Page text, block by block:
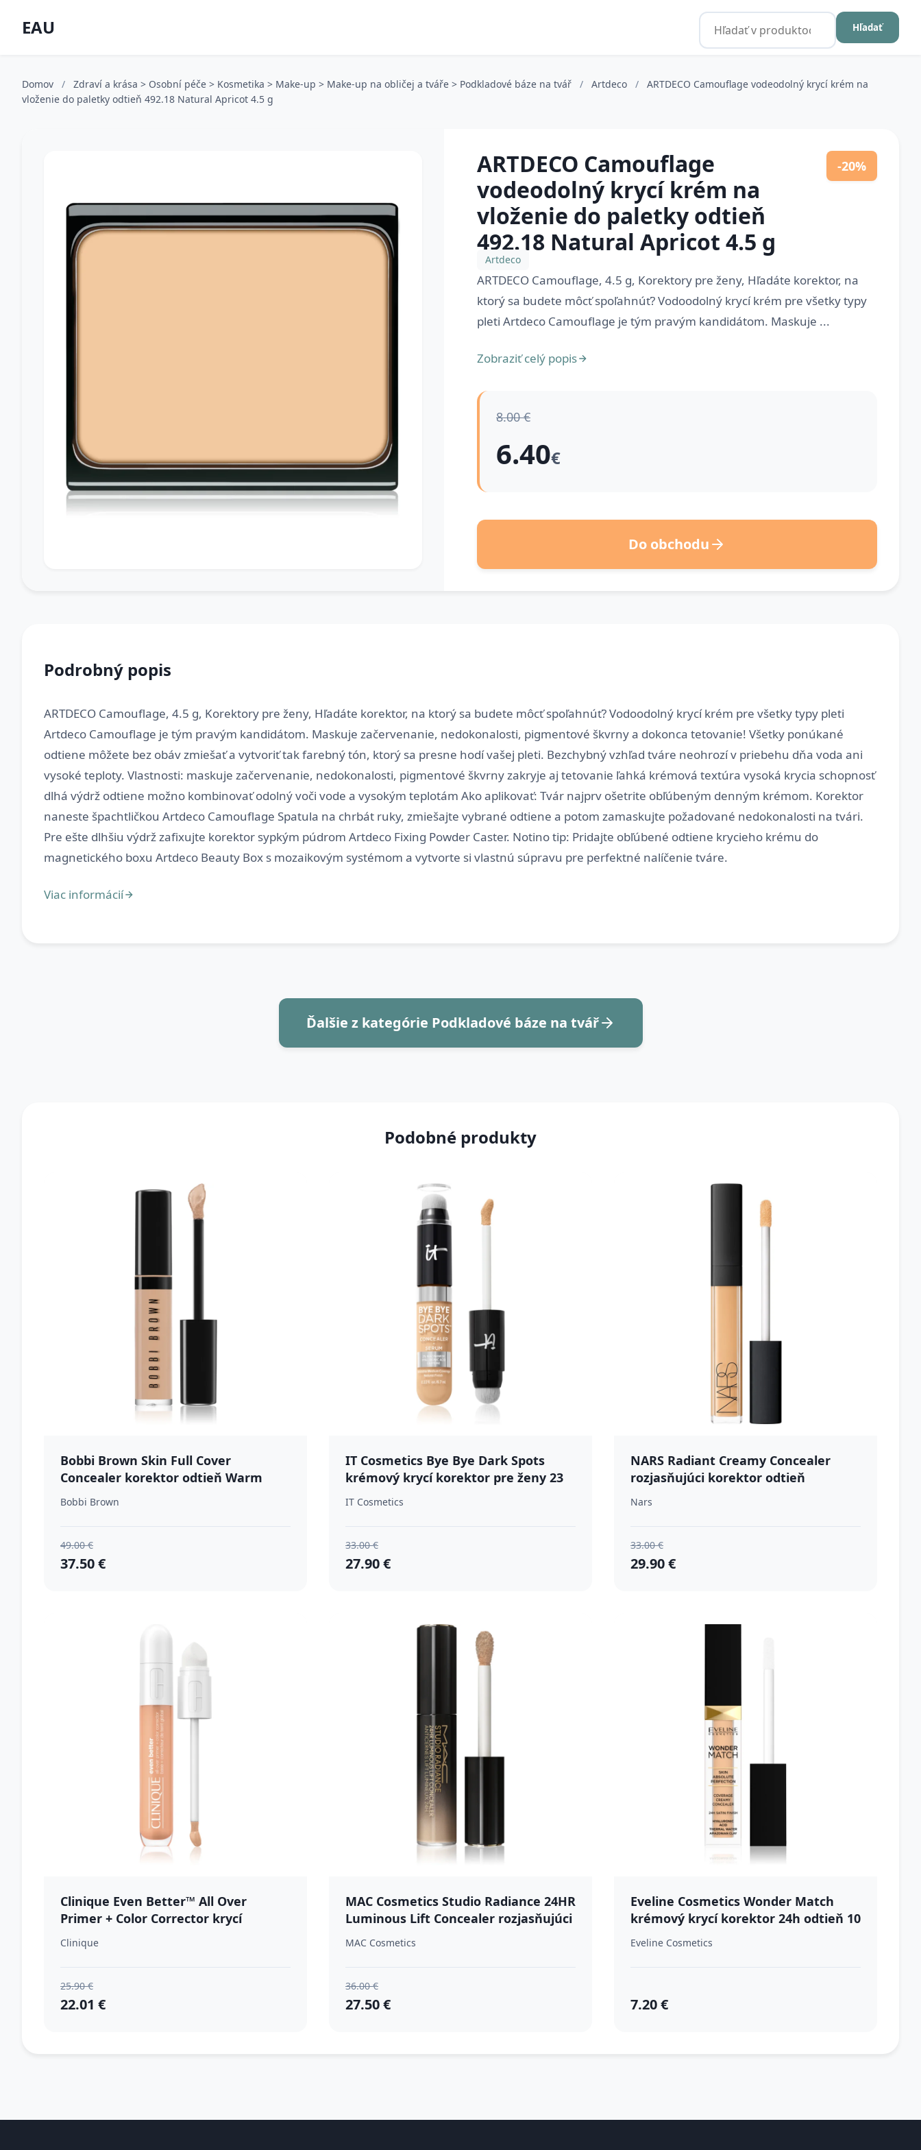
EAU Hľadať
Domov / Zdraví a krása > Osobní péče > Kosmetika > Make-up > Make-up na obličej a tváře > Podkladové báze na tvář / Artdeco /
ARTDECO Camouflage vodeodolný krycí krém na
vloženie do paletky odtieň 492.18 Natural Apricot 4.5 g
ARTDECO Camouflage
vodeodolný krycí krém na
vloženie do paletky odtieň
492.18 Natural Apricot 4.5 g
-20%
Artdeco
ARTDECO Camouflage, 4.5 g, Korektory pre ženy, Hľadáte korektor, na
ktorý sa budete môcť spoľahnúť? Vodoodolný krycí krém pre všetky typy
pleti Artdeco Camouflage je tým pravým kandidátom. Maskuje ...
Zobraziť celý popis
8.00 €
6.40€
Do obchodu
Podrobný popis
ARTDECO Camouflage, 4.5 g, Korektory pre ženy, Hľadáte korektor, na ktorý sa budete môcť spoľahnúť? Vodoodolný krycí krém pre všetky typy pleti
Artdeco Camouflage je tým pravým kandidátom. Maskuje začervenanie, nedokonalosti, pigmentové škvrny a dokonca tetovanie! Všetky ponúkané
odtiene môžete bez obáv zmiešať a vytvoriť tak farebný tón, ktorý sa presne hodí vašej pleti. Bezchybný vzhľad tváre neohrozí v priebehu dňa voda ani
vysoké teploty. Vlastnosti: maskuje začervenanie, nedokonalosti, pigmentové škvrny zakryje aj tetovanie ľahká krémová textúra vysoká krycia schopnosť
dlhá výdrž odtiene možno kombinovať odolný voči vode a vysokým teplotám Ako aplikovať: Tvár najprv ošetrite obľúbeným denným krémom. Korektor
naneste špachtličkou Artdeco Camouflage Spatula na chrbát ruky, zmiešajte vybrané odtiene a potom zamaskujte požadované nedokonalosti na tvári.
Pre ešte dlhšiu výdrž zafixujte korektor sypkým púdrom Artdeco Fixing Powder Caster. Notino tip: Pridajte obľúbené odtiene krycieho krému do
Ďalšie z kategórie Podkladové báze na tvář
Podobné produkty
Bobbi Brown Skin Full Cover
Concealer korektor odtieň Warm
Beige 8 ml
Bobbi Brown
49.00 €
37.50 €
IT Cosmetics Bye Bye Dark Spots
krémový krycí korektor pre ženy 23
Light Warm 7 ml
IT Cosmetics
33.00 €
27.90 €
NARS Radiant Creamy Concealer
rozjasňujúci korektor odtieň
PRALINE 6 ml
Nars
33.00 €
29.90 €
Clinique Even Better™ All Over
Primer + Color Corrector krycí
korektor odtieň Peach 6 ml
Clinique
25.90 €
22.01 €
MAC Cosmetics Studio Radiance 24HR
Luminous Lift Concealer rozjasňujúci
korektor odtieň NC17 11 ml
MAC Cosmetics
36.00 €
27.50 €
Eveline Cosmetics Wonder Match
krémový krycí korektor 24h odtieň 10
Light Vanilla Warm 7 ml
Eveline Cosmetics
7.20 €